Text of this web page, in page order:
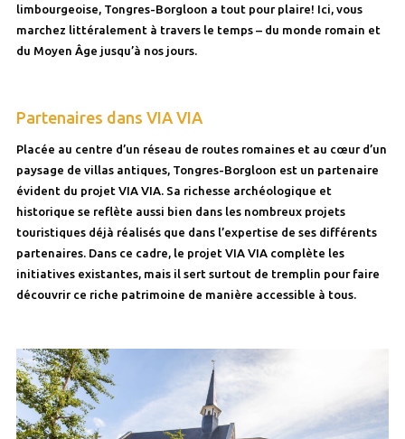
limbourgeoise, Tongres-Borgloon a tout pour plaire! Ici, vous
marchez littéralement à travers le temps – du monde romain et
du Moyen Âge jusqu’à nos jours.
Partenaires dans VIA VIA
Placée au centre d’un réseau de routes romaines et au cœur d’un
paysage de villas antiques, Tongres-Borgloon est un partenaire
évident du projet VIA VIA. Sa richesse archéologique et
historique se reflète aussi bien dans les nombreux projets
touristiques déjà réalisés que dans l’expertise de ses différents
partenaires. Dans ce cadre, le projet VIA VIA complète les
initiatives existantes, mais il sert surtout de tremplin pour faire
découvrir ce riche patrimoine de manière accessible à tous.